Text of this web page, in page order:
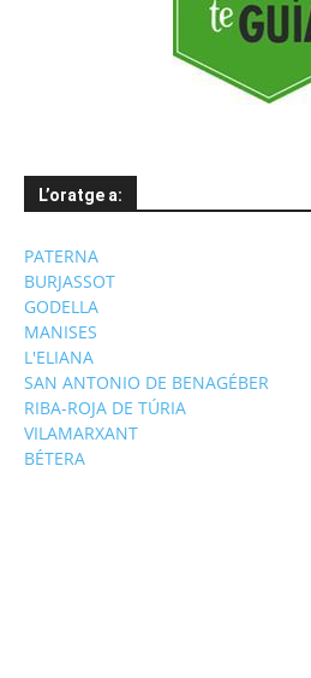
L’oratge a:
PATERNA
BURJASSOT
GODELLA
MANISES
L'ELIANA
SAN ANTONIO DE BENAGÉBER
RIBA-ROJA DE TÚRIA
VILAMARXANT
BÉTERA